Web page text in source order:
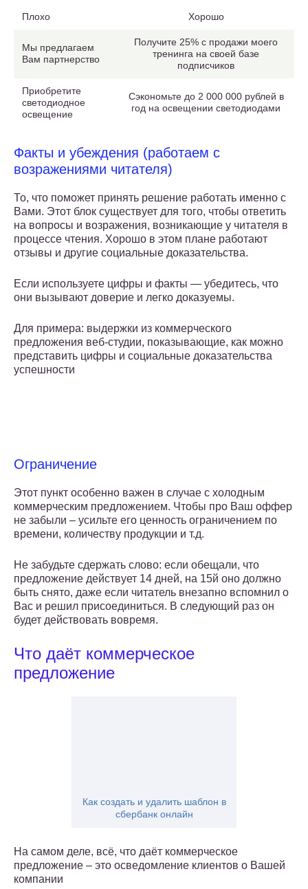
Плохо Хорошо
Мы предлагаем
Вам партнерство
Получите 25% с продажи моего
тренинга на своей базе
подписчиков
Приобретите
светодиодное
освещение
Сэкономьте до 2 000 000 рублей в
год на освещении светодиодами
Факты и убеждения (работаем с
возражениями читателя)
То, что поможет принять решение работать именно с
Вами. Этот блок существует для того, чтобы ответить
на вопросы и возражения, возникающие у читателя в
процессе чтения. Хорошо в этом плане работают
отзывы и другие социальные доказательства.
Если используете цифры и факты — убедитесь, что
они вызывают доверие и легко доказуемы.
Для примера: выдержки из коммерческого
предложения веб-студии, показывающие, как можно
представить цифры и социальные доказательства
успешности
Ограничение
Этот пункт особенно важен в случае с холодным
коммерческим предложением. Чтобы про Ваш оффер
не забыли – усильте его ценность ограничением по
времени, количеству продукции и т.д.
Не забудьте сдержать слово: если обещали, что
предложение действует 14 дней, на 15й оно должно
быть снято, даже если читатель внезапно вспомнил о
Вас и решил присоединиться. В следующий раз он
будет действовать вовремя.
Что даёт коммерческое
предложение
Как создать и удалить шаблон в
сбербанк онлайн
На самом деле, всё, что даёт коммерческое
предложение – это осведомление клиентов о Вашей
компании